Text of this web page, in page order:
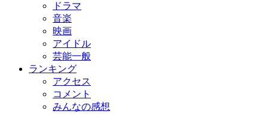
ドラマ
音楽
映画
アイドル
芸能一般
ランキング
アクセス
コメント
みんなの感想